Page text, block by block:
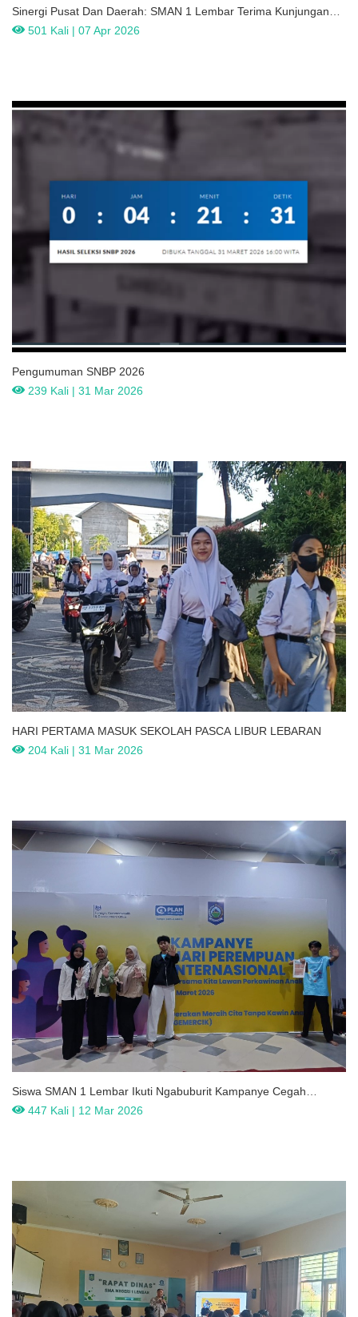
Sinergi Pusat Dan Daerah: SMAN 1 Lembar Terima Kunjungan
Advokasi BOSP Kemendikdasmen
501 Kali | 07 Apr 2026
Pengumuman SNBP 2026
239 Kali | 31 Mar 2026
HARI PERTAMA MASUK SEKOLAH PASCA LIBUR LEBARAN
204 Kali | 31 Mar 2026
Siswa SMAN 1 Lembar Ikuti Ngabuburit Kampanye Cegah
Perkawinan Anak Di Taman Sangkareang
447 Kali | 12 Mar 2026